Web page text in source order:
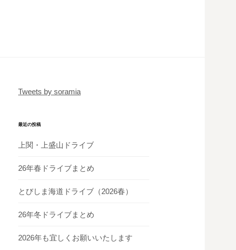
Tweets by soramia
最近の投稿
上関・上盛山ドライブ
26年春ドライブまとめ
とびしま海道ドライブ（2026春）
26年冬ドライブまとめ
2026年も宜しくお願いいたします